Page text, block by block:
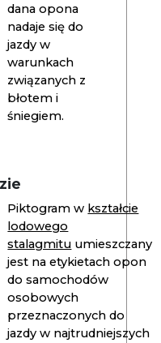
dana opona
nadaje się do
jazdy w
warunkach
związanych z
błotem i
śniegiem.
Piktogram w kształcie
lodowego
stalagmitu umieszczany
jest na etykietach opon
do samochodów
osobowych
przeznaczonych do
jazdy w najtrudniejszych